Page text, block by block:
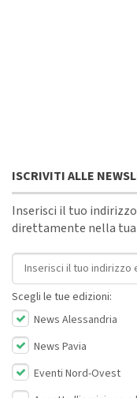
ISCRIVITI ALLE
Inserisci il tuo
direttamente nella
Indirizzo email
Scegli le tue edizioni:
News Alessandria
News Pavia
Eventi Nord-Ovest